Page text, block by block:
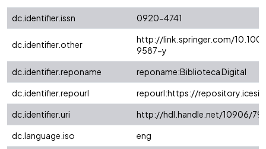
dc.identifier.issn
0920-4741
dc.identifier.other
http://link.springer.com/
9587-y
dc.identifier.reponame
reponame:Biblioteca Digital
dc.identifier.repourl
repourl:https://
dc.identifier.uri
http://hdl.handle.net/10906/
dc.language.iso
eng